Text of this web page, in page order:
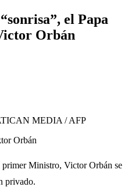
el Papa
Orbán
MEDIA / AFP
Orbán
Ministro, Victor Orbán se
privado.